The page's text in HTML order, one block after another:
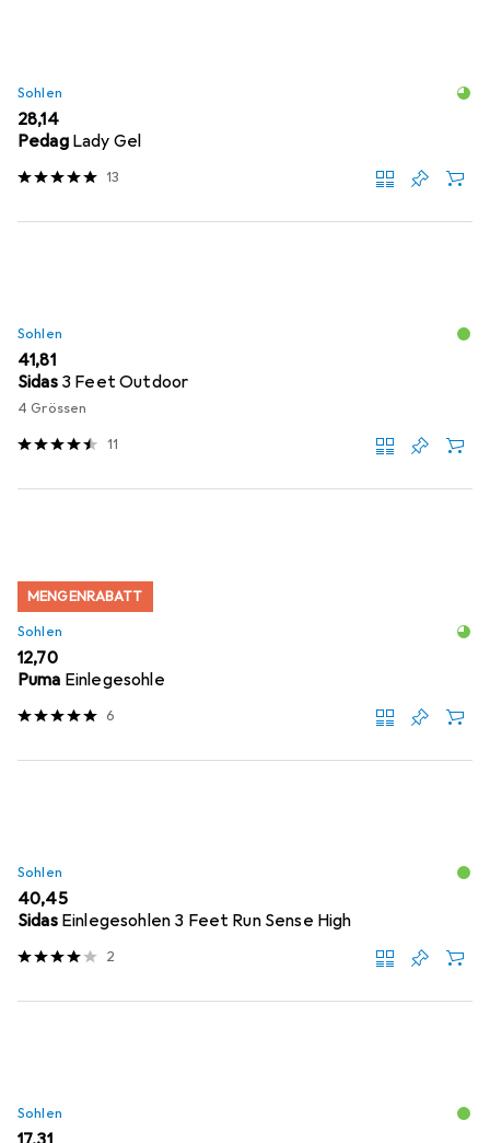
Sohlen
EUR
28,14
Pedag Lady Gel
13
Sohlen
EUR
41,81
Sidas 3 Feet Outdoor
4 Grössen
11
MENGENRABATT
Sohlen
EUR
12,70
Puma Einlegesohle
6
Sohlen
EUR
40,45
Sidas Einlegesohlen 3 Feet Run Sense High
2
Sohlen